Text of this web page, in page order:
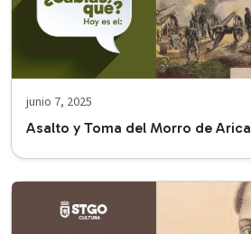
junio 7, 2025
Asalto y Toma del Morro de Arica